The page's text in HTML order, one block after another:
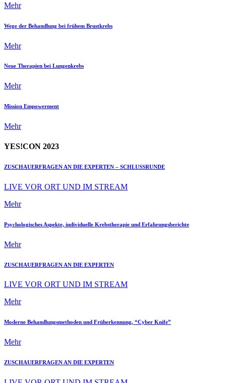
Mehr
Wege der Behandlung bei frühem Brustkrebs
Mehr
Neue Therapien bei Lungenkrebs
Mehr
Mission Empowerment
Mehr
YES!CON 2023
ZUSCHAUERFRAGEN AN DIE EXPERTEN – SCHLUSSRUNDE
LIVE VOR ORT UND IM STREAM
Mehr
Psychologisches Aspekte, individuelle Krebstherapie und Erfahrungsberichte
Mehr
ZUSCHAUERFRAGEN AN DIE EXPERTEN
LIVE VOR ORT UND IM STREAM
Mehr
Moderne Behandlungsmethoden und Früherkennung, “Cyber Knife”
Mehr
ZUSCHAUERFRAGEN AN DIE EXPERTEN